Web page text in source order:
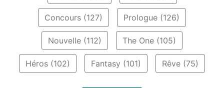
Concours (127) Prologue (126)
Nouvelle (112) The One (105)
Héros (102) Fantasy (101) Rêve (75)